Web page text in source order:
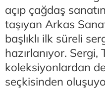
açıp çağdaş
taşıyan Arkas
başlıklı ilk süreli
hazırlanıyor.
koleksiyonlardan
seçkisinden